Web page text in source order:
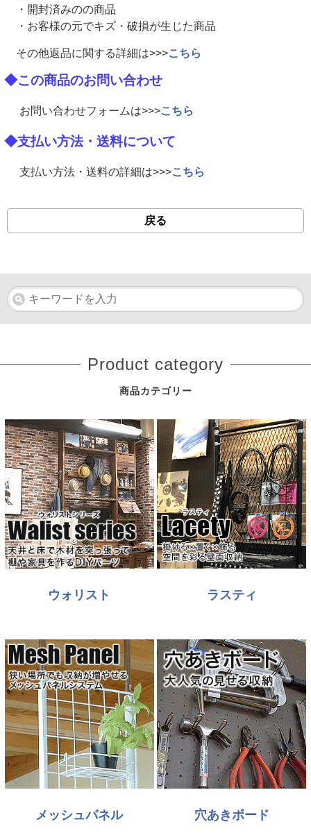
・開封済みのの商品
・お客様の元でキズ・破損が生じた商品
その他返品に関する詳細は>>>こちら
◆この商品のお問い合わせ
お問い合わせフォームは>>>こちら
◆支払い方法・送料について
支払い方法・送料の詳細は>>>こちら
戻る
Product category
商品カテゴリー
ウォリスト ラスティ
メッシュパネル 穴あきボード